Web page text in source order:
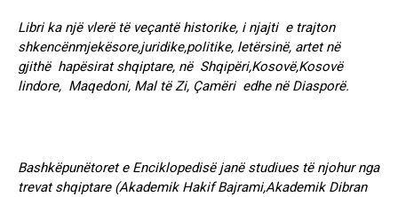
Libri ka një vlerë të veçantë historike, i njajti e trajton
shkencënmjekësore,juridike,politike, letërsinë, artet në
gjithë hapësirat shqiptare, në Shqipëri,Kosovë,Kosovë
lindore, Maqedoni, Mal të Zi, Çamëri edhe në Diasporë.
Bashkëpunëtoret e Enciklopedisë janë studiues të njohur nga
trevat shqiptare (Akademik Hakif Bajrami,Akademik Dibran